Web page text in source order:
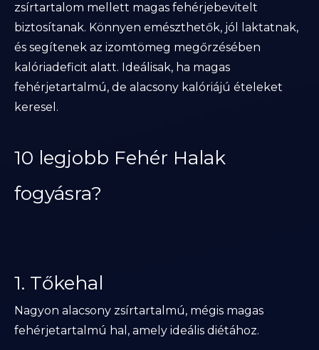
zsírtartalom mellett magas fehérjebevitelt
biztosítanak. Könnyen emészthetők, jól laktatnak,
és segítenek az izomtömeg megőrzésében
kalóriadeficit alatt. Ideálisak, ha magas
fehérjetartalmú, de alacsony kalóriájú ételeket
keresel.
10 legjobb Fehér Halak
fogyásra?
1. Tőkehal
Nagyon alacsony zsírtartalmú, mégis magas
fehérjetartalmú hal, amely ideális diétához.